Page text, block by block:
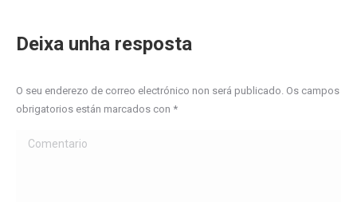
Deixa unha resposta
O seu enderezo de correo electrónico non será publicado. Os campos
obrigatorios están marcados con *
Comentario